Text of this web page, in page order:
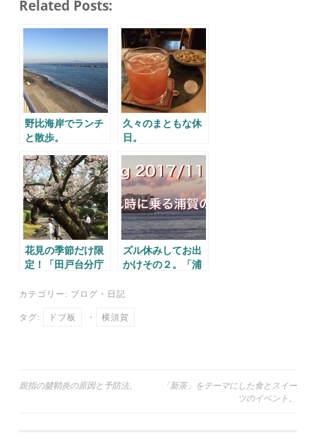
bo
ok
tte
r
ail
a
Related Posts:
野比海岸でランチ
と散歩。
久々のまともな休
日。
花見の季節だけ限
定！「田戸台分庁
ズル休みしてお出
かけその２。「浦
カテゴリー: ブログ ・ 日記
タグ: ドブ板 ・ 横須賀
投
親指の腱鞘炎の原因と予防法。
「新茶」をテーマにした食とスイー
ツのイベント。